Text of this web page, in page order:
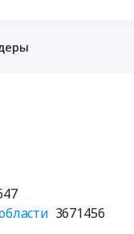
3671456